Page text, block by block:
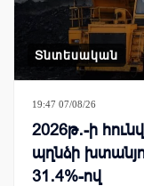
Տնտեսական
19:47 07/08/26
2026թ․-ի
պղնձի
31․4%-ով